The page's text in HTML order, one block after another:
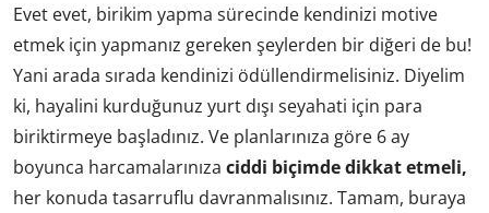
Evet evet, birikim yapma sürecinde kendinizi motive
etmek için yapmanız gereken şeylerden bir diğeri de bu!
Yani arada sırada kendinizi ödüllendirmelisiniz. Diyelim
ki, hayalini kurduğunuz yurt dışı seyahati için para
biriktirmeye başladınız. Ve planlarınıza göre 6 ay
boyunca harcamalarınıza ciddi biçimde dikkat etmeli,
her konuda tasarruflu davranmalısınız. Tamam, buraya